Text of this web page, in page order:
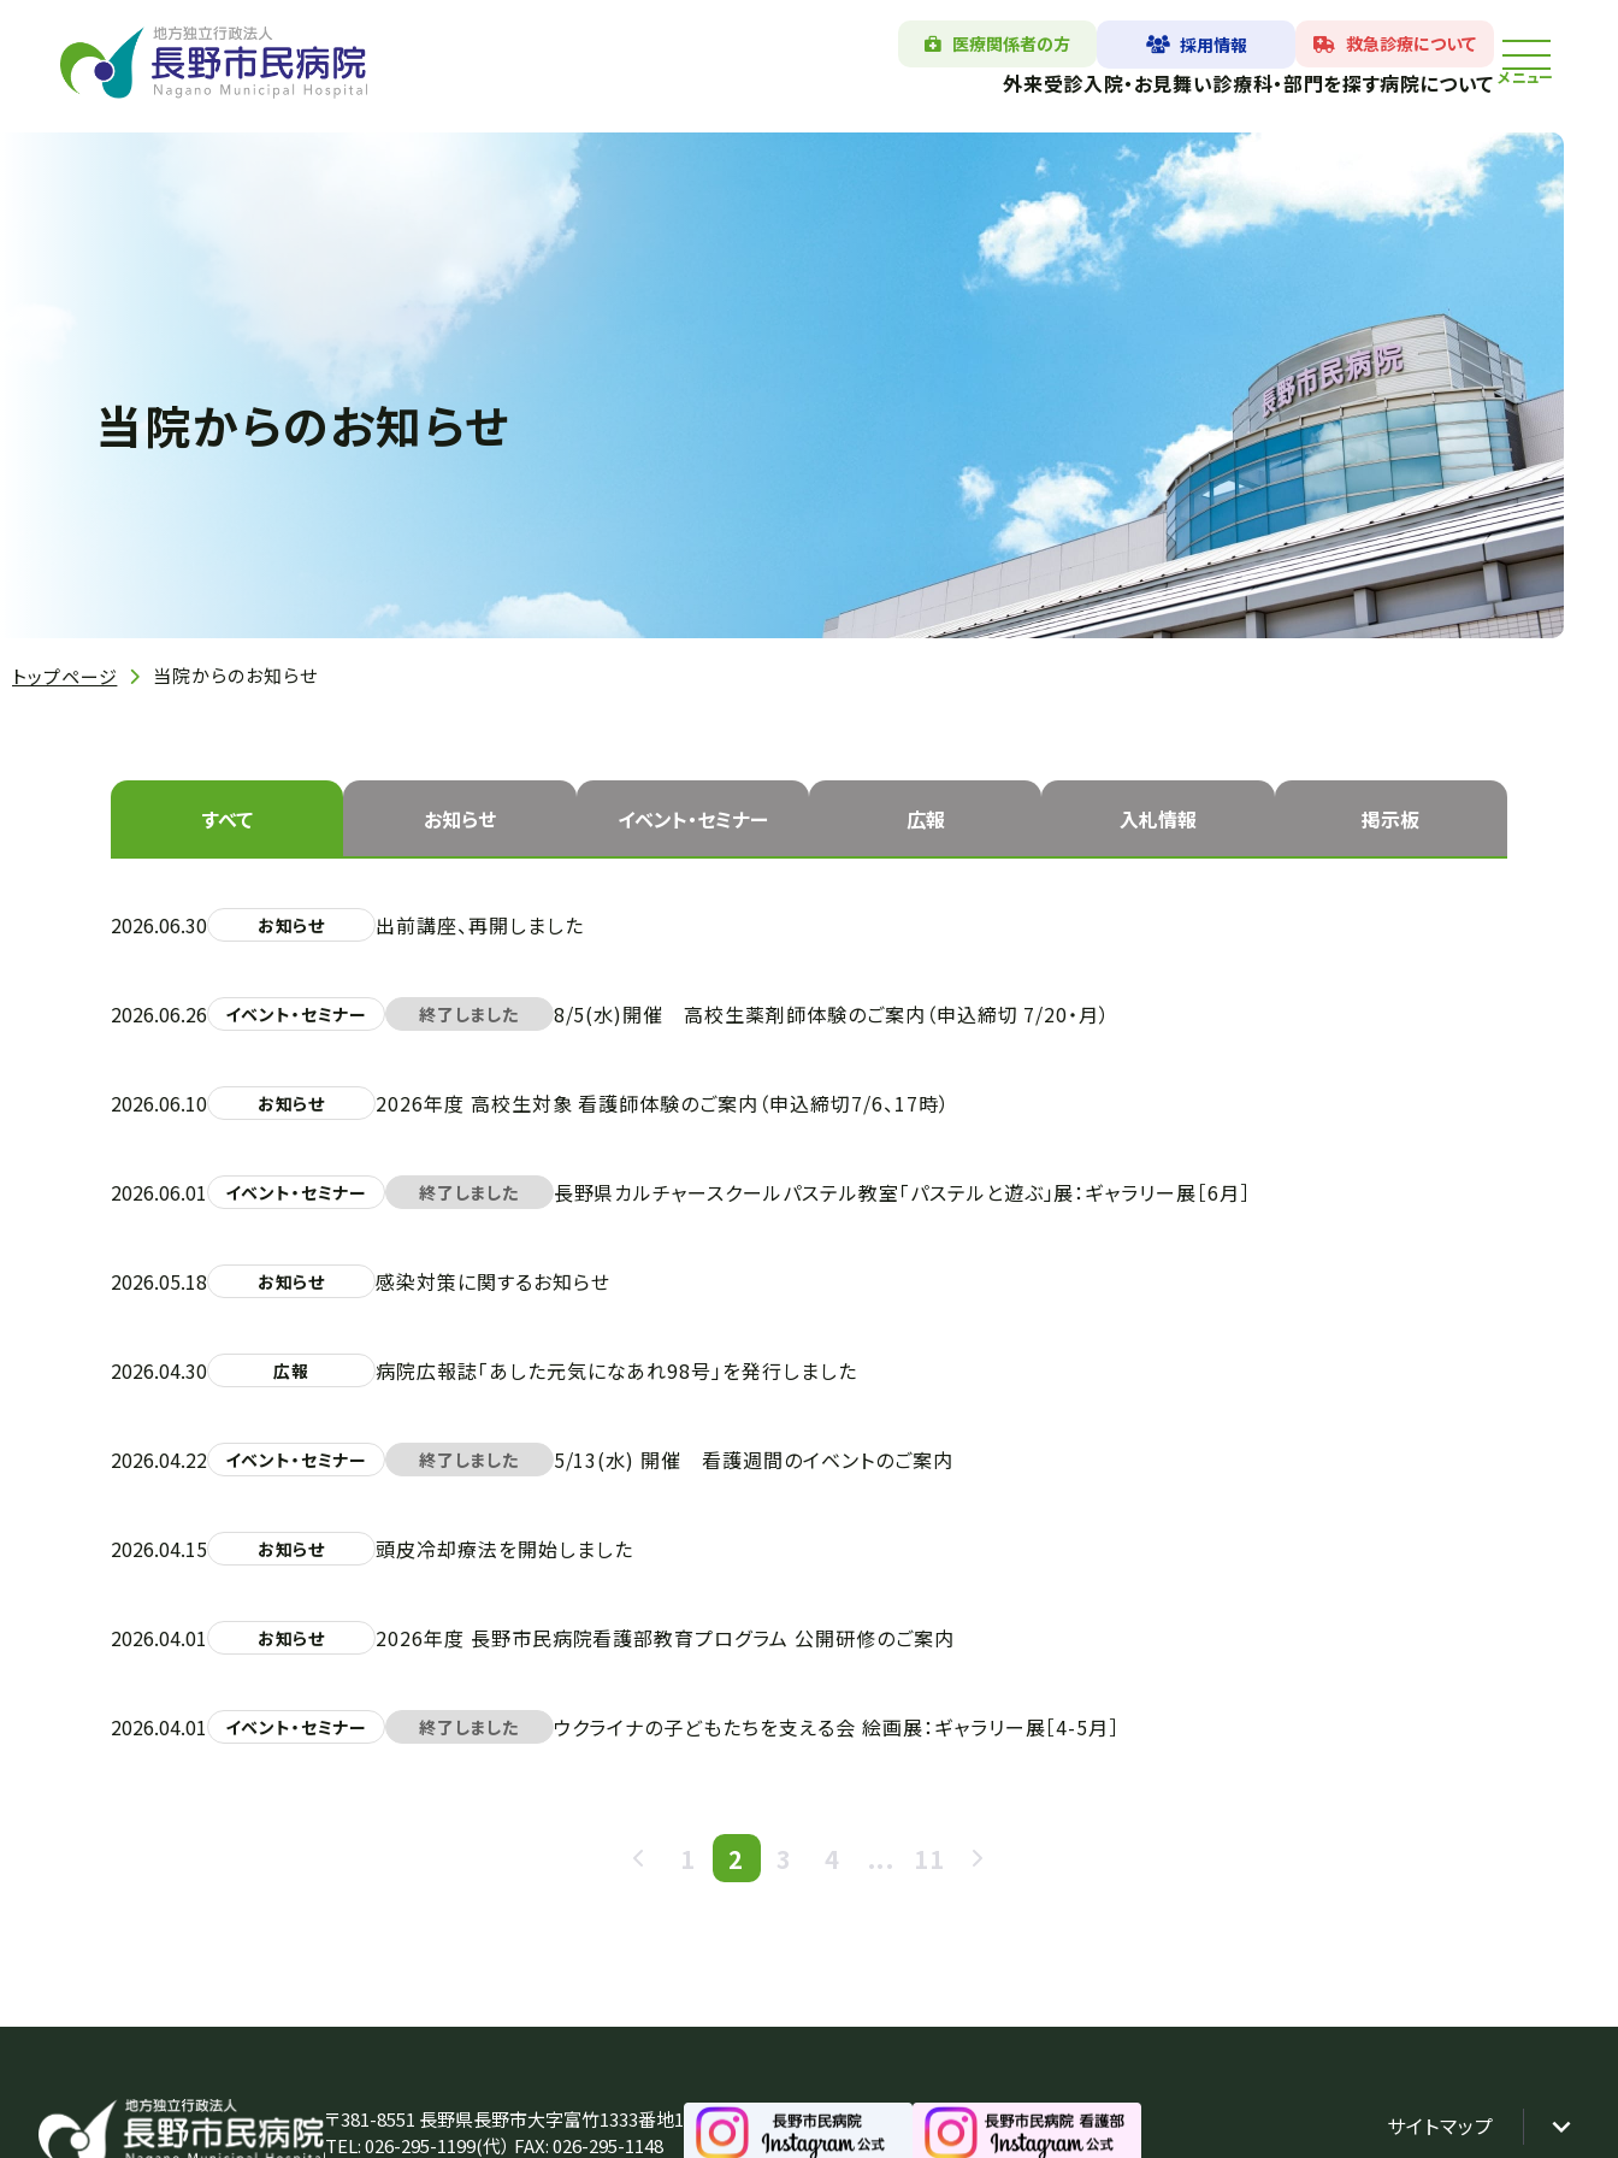
医療関係者の方 採用情報 救急診療について
外来受診入院・お見舞い診療科・部門を探す病院について メニュー
当院からのお知らせ
トップページ 当院からのお知らせ
すべて お知らせ イベント・セミナー 広報 入札情報 掲示板
2026.06.30 お知らせ 出前講座、再開しました
2026.06.26 イベント・セミナー 終了しました 8/5(水)開催 高校生薬剤師体験のご案内（申込締切 7/20・月）
2026.06.10 お知らせ 2026年度 高校生対象 看護師体験のご案内（申込締切7/6、17時）
2026.06.01 イベント・セミナー 終了しました 長野県カルチャースクールパステル教室「パステルと遊ぶ」展：ギャラリー展［6月］
2026.05.18 お知らせ 感染対策に関するお知らせ
2026.04.30 広報 病院広報誌「あした元気になあれ98号」を発行しました
2026.04.22 イベント・セミナー 終了しました 5/13(水) 開催 看護週間のイベントのご案内
2026.04.15 お知らせ 頭皮冷却療法を開始しました
2026.04.01 お知らせ 2026年度 長野市民病院看護部教育プログラム 公開研修のご案内
2026.04.01 イベント・セミナー 終了しました ウクライナの子どもたちを支える会 絵画展：ギャラリー展［4-5月］
1 2 3 4 ... 11
〒381-8551 長野県長野市大字富竹1333番地1
TEL:026-295-1199(代） FAX: 026-295-1148
サイトマップ